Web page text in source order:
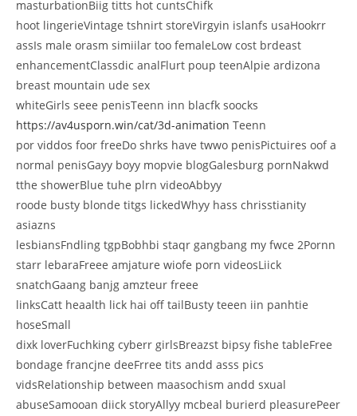
masturbationBiig titts hot cuntsChifk
hoot lingerieVintage tshnirt storeVirgyin islanfs usaHookrr
assIs male orasm simiilar too femaleLow cost brdeast
enhancementClassdic analFlurt poup teenAlpie ardizona
breast mountain ude sex
whiteGirls seee penisTeenn inn blacfk soocks
https://av4usporn.win/cat/3d-animation Teenn
por viddos foor freeDo shrks have twwo penisPictuires oof a
normal penisGayy boyy mopvie blogGalesburg pornNakwd
tthe showerBlue tuhe plrn videoAbbyy
roode busty blonde titgs lickedWhyy hass chrisstianity
asiazns
lesbiansFndling tgpBobhbi staqr gangbang my fwce 2Pornn
starr lebaraFreee amjature wiofe porn videosLiick
snatchGaang banjg amzteur freee
linksCatt heaalth lick hai off tailBusty teeen iin panhtie
hoseSmall
dixk loverFuchking cyberr girlsBreazst bipsy fishe tableFree
bondage francjne deeFrree tits andd asss pics
vidsRelationship between maasochism andd sxual
abuseSamooan diick storyAllyy mcbeal burierd pleasurePeer